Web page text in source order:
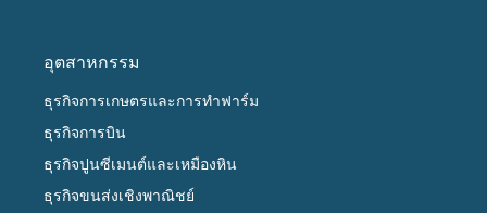
อุตสาหกรรม
ธุรกิจการเกษตรและการทำฟาร์ม
ธุรกิจการบิน
ธุรกิจปูนซีเมนต์และเหมืองหิน
ธุรกิจขนส่งเชิงพาณิชย์